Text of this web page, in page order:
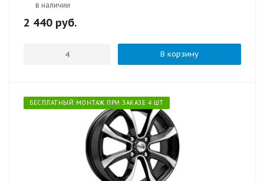
в наличии
2 440 руб.
В корзину
БЕСПЛАТНЫЙ МОНТАЖ ПРИ ЗАКАЗЕ 4 ШТ